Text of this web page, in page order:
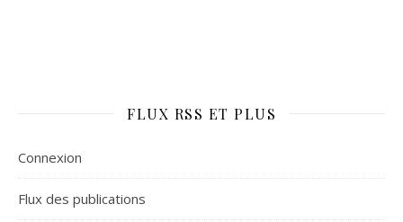
FLUX RSS ET PLUS
Connexion
Flux des publications